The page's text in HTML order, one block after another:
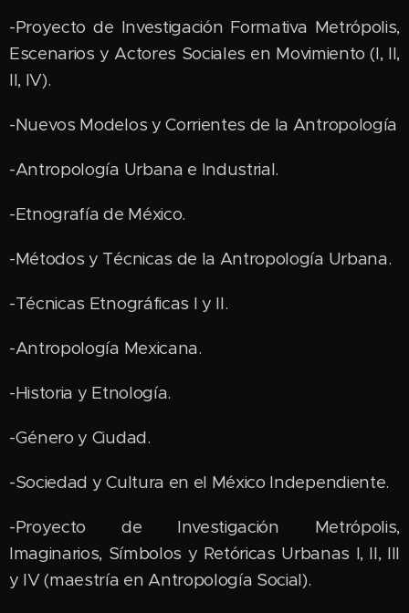
-Proyecto de Investigación Formativa Metrópolis,
Escenarios y Actores Sociales en Movimiento (I, II,
II, IV).
-Nuevos Modelos y Corrientes de la Antropología
-Antropología Urbana e Industrial.
-Etnografía de México.
-Métodos y Técnicas de la Antropología Urbana.
-Técnicas Etnográficas I y II.
-Antropología Mexicana.
-Historia y Etnología.
-Género y Ciudad.
-Sociedad y Cultura en el México Independiente.
-Proyecto de Investigación Metrópolis,
Imaginarios, Símbolos y Retóricas Urbanas I, II, III
y IV (maestría en Antropología Social).